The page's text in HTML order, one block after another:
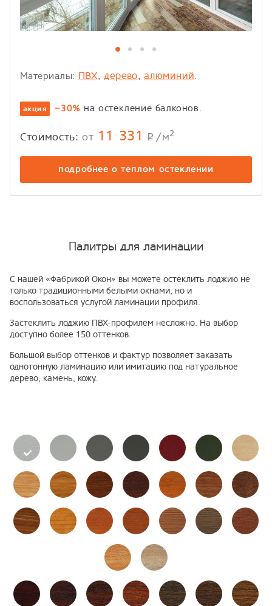
Материалы: ПВХ,дерево, алюминий.
акция −30% на остекление балконов.
Стоимость:от 11 331 p/м2
подробнее о теплом остеклении
Палитры для ламинации
С нашей «Фабрикой Окон» вы можете остеклить лоджию не
только традиционными белыми окнами, но и
воспользоваться услугой ламинации профиля.
Застеклить лоджию ПВХ-профилем несложно. На выбор
доступно более 150 оттенков.
Большой выбор оттенков и фактур позволяет заказать
однотонную ламинацию или имитацию под натуральное
дерево, камень, кожу.